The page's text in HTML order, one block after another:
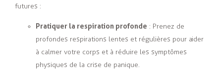
futures :
Pratiquer la respiration profonde : Prenez de
profondes respirations lentes et régulières pour aider
à calmer votre corps et à réduire les symptômes
physiques de la crise de panique.